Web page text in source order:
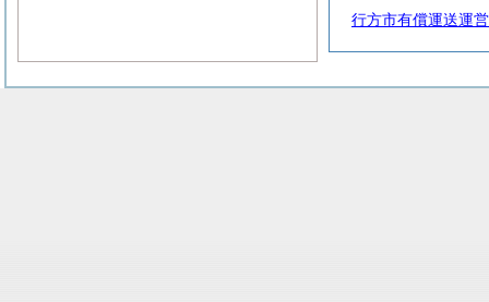
行方市有償運送運